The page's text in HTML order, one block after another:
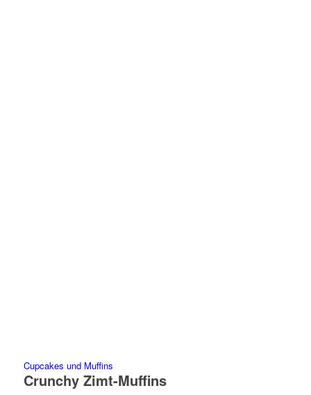
Cupcakes und Muffins
Crunchy Zimt-Muffins